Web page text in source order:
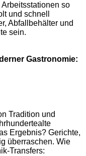
Arbeitsstationen so
und schnell
Abfallbehälter und
sein.
Gastronomie:
Tradition und
Ergebnis? Gerichte,
überraschen. Wie
Transfers: